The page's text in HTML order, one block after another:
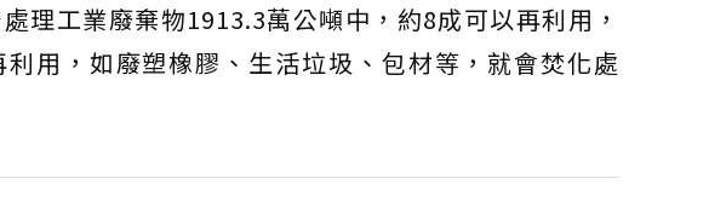
理工業廢棄物1913.3萬公噸中，約8成可以再利用，
用，如廢塑橡膠、生活垃圾、包材等，就會焚化處